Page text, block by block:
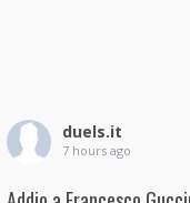
duels.it
7 hours ago